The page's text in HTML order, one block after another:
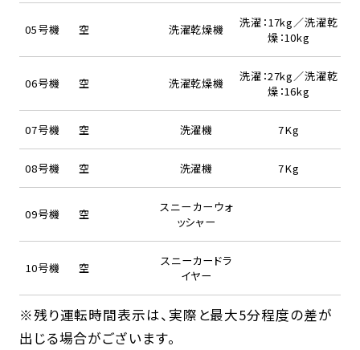
05号機 空 洗濯乾燥機
洗濯：17kg／洗濯乾
燥：10kg
06号機 空 洗濯乾燥機
洗濯：27kg／洗濯乾
燥：16kg
07号機 空 洗濯機 7Kg
08号機 空 洗濯機 7Kg
09号機 空
スニーカーウォ
ッシャー
10号機 空
スニーカードラ
イヤー
※残り運転時間表示は、実際と最大5分程度の差が
出じる場合がございます。